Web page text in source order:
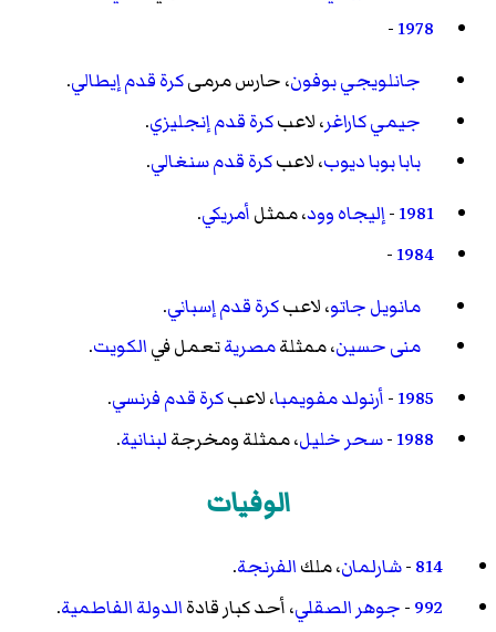
1978
-
جانلويجي بوفون، حارس مرمىكرة قدمإيطالي.
جيمي كاراغر، لاعبكرة قدمإنجليزي.
بابا بوبا ديوب، لاعبكرة قدمسنغالي.
1981
-إليجاه وود، ممثلأمريكي.
1984
-
مانويل جاتو، لاعبكرة قدمإسباني.
منى حسين، ممثلةمصريةتعمل فيالكويت.
1985
-أرنولد مفويمبا، لاعبكرة قدمفرنسي.
1988
-سحر خليل، ممثلة ومخرجةلبنانية.
الوفيات
814
-شارلمان، ملكالفرنجة.
992
-جوهر الصقلي، أحد كبار قادةالدولة الفاطمية.